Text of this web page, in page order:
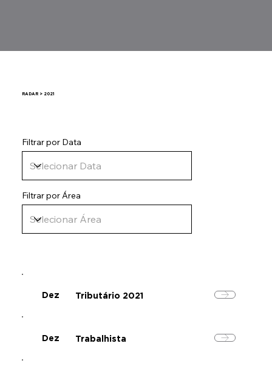
RADAR > 2021
Filtrar por Data
Filtrar por Área
Dez Tributário 2021
Dez Trabalhista